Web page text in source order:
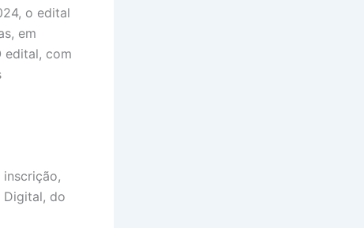
o edital
em
edital, com
Digital, do